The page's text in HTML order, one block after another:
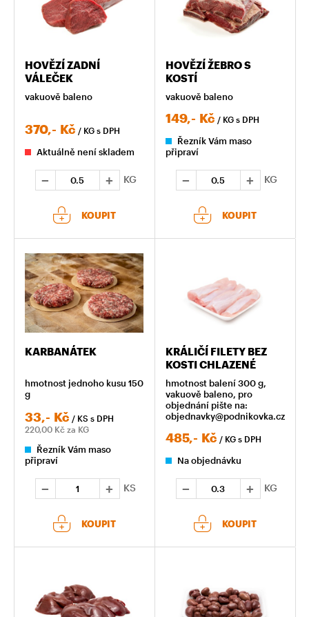
HOVĚZÍ ZADNÍ
VÁLEČEK
vakuově baleno
370,- Kč / KG s DPH
Aktuálně není skladem
KG
KOUPIT
HOVĚZÍ ŽEBRO S
KOSTÍ
vakuově baleno
149,- Kč / KG s DPH
Řezník Vám maso
připraví
KG
KOUPIT
KARBANÁTEK
hmotnost jednoho kusu 150
g
33,- Kč / KS s DPH
220,00 Kč za KG
Řezník Vám maso
připraví
KS
KOUPIT
KRÁLIČÍ FILETY BEZ
KOSTI CHLAZENÉ
hmotnost balení 300 g,
vakuově baleno, pro
objednání pište na:
objednavky@podnikovka.cz
485,- Kč / KG s DPH
Na objednávku
KG
KOUPIT